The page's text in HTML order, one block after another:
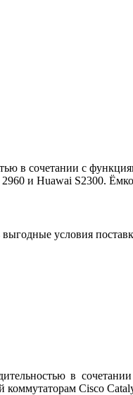
в сочетании с
и Huawai S2300.
условия
в
Cisco